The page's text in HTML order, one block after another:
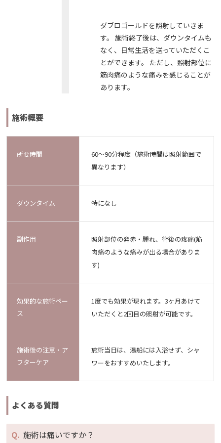
ダブロゴールドを照射していきま
す。 施術終了後は、ダウンタイムも
なく、日常生活を送っていただくこ
とができます。 ただし、照射部位に
筋肉痛のような痛みを感じることが
あります。
施術概要
所要時間
60～90分程度（施術時間は照射範囲で
異なります）
ダウンタイム 特になし
副作用
照射部位の発赤・腫れ、術後の疼痛(筋
肉痛のような痛みが出る場合がありま
す)
効果的な施術ペー
ス
1度でも効果が現れます。3ヶ月あけて
いただくと2回目の照射が可能です。
施術後の注意・ア
フターケア
施術当日は、湯船には入浴せず、シャ
ワーをおすすめいたします。
よくある質問
施術は痛いですか？